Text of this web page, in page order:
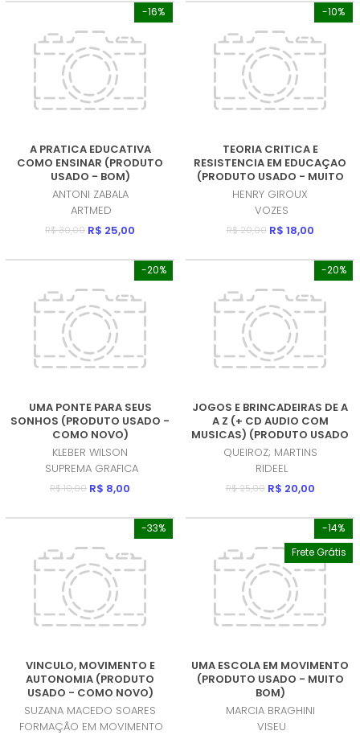
-16%
A PRATICA EDUCATIVA
COMO ENSINAR (PRODUTO
USADO - BOM)
ANTONI ZABALA
ARTMED
R$ 30,00 R$ 25,00
-10%
TEORIA CRITICA E
RESISTENCIA EM EDUCAÇAO
(PRODUTO USADO - MUITO
BOM)
HENRY GIROUX
VOZES
R$ 20,00 R$ 18,00
-20%
UMA PONTE PARA SEUS
SONHOS (PRODUTO USADO -
COMO NOVO)
KLEBER WILSON
SUPREMA GRAFICA
R$ 10,00 R$ 8,00
-20%
JOGOS E BRINCADEIRAS DE A
A Z (+ CD AUDIO COM
MUSICAS) (PRODUTO USADO
- MUITO BOM)
QUEIROZ; MARTINS
RIDEEL
R$ 25,00 R$ 20,00
-33%
VINCULO, MOVIMENTO E
AUTONOMIA (PRODUTO
USADO - COMO NOVO)
SUZANA MACEDO SOARES
FORMAÇÃO EM MOVIMENTO
-14%
Frete Grátis
UMA ESCOLA EM MOVIMENTO
(PRODUTO USADO - MUITO
BOM)
MARCIA BRAGHINI
VISEU